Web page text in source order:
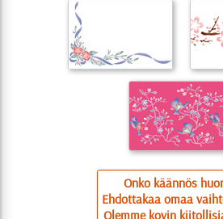
Onko käännös
Ehdottakaa omaa
Olemme kovin